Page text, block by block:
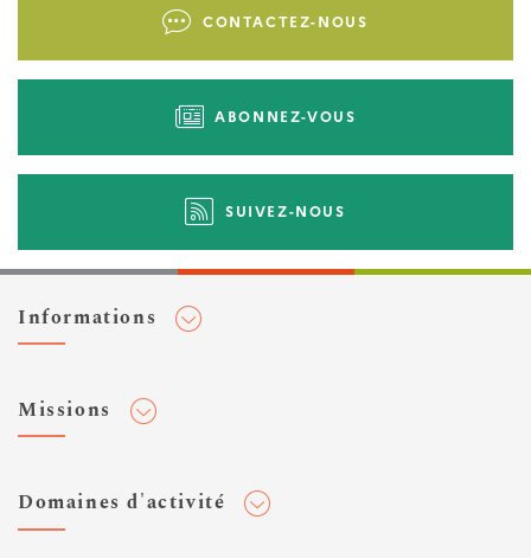
CONTACTEZ-NOUS
ABONNEZ-VOUS
SUIVEZ-NOUS
Informations
Flux RSS
Missions
Domaines d'activité